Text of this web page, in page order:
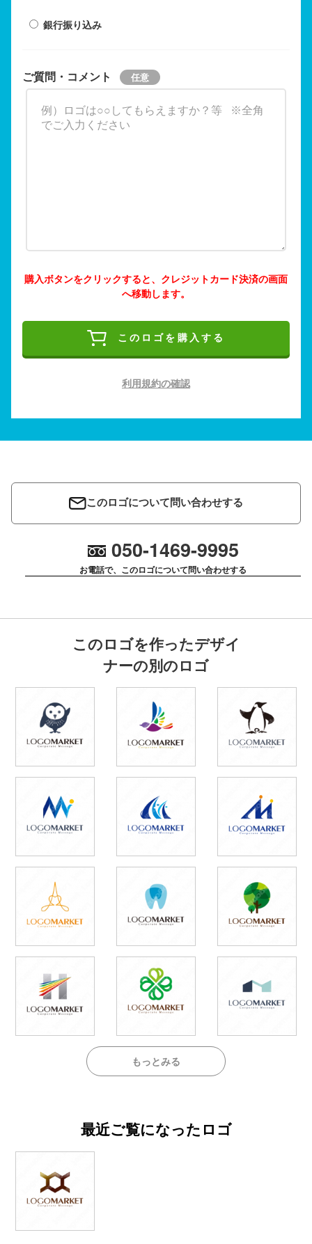
銀行振り込み
ご質問・コメント
購入ボタンをクリックすると、クレジットカード決済の画面
へ移動します。
このロゴを購入する
利用規約の確認
このロゴについて問い合わせする
050-1469-9995
お電話で、このロゴについて問い合わせする
このロゴを作ったデザイ
ナーの別のロゴ
もっとみる
最近ご覧になったロゴ